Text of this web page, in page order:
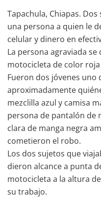
Tapachula, Chiapas.
una persona a quien le
celular y dinero en
La persona agraviada
motocicleta de color
Fueron dos jóvenes uno
aproximadamente
mezclilla azul y camisa
persona de pantalón de
clara de manga negra
cometieron el robo.
Los dos sujetos que
dieron alcance a punta
motocicleta a la altura
su trabajo.